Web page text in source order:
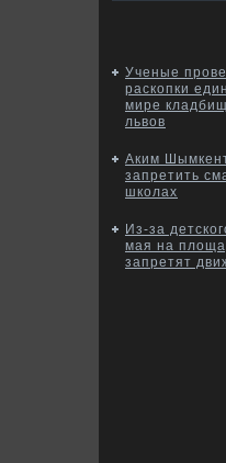
Ученые
раскопки
мире
львов
Аким
запретить
школах
Из-за
мая на
запретят